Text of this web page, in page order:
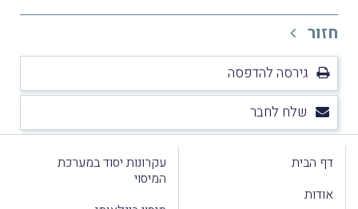
חזור
גירסה להדפסה
שלח לחבר
דף הבית
אודות
עקרונות יסוד במערכת
המיסוי